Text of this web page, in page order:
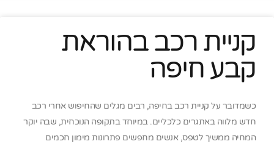
קניית רכב בהוראת
קבע חיפה
כשמדובר על קניית רכב בחיפה, רבים מגלים שהחיפוש אחרי רכב
חדש מלווה באתגרים כלכליים. במיוחד בתקופה הנוכחית, שבה יוקר
המחיה ממשיך לטפס, אנשים מחפשים פתרונות מימון חכמים